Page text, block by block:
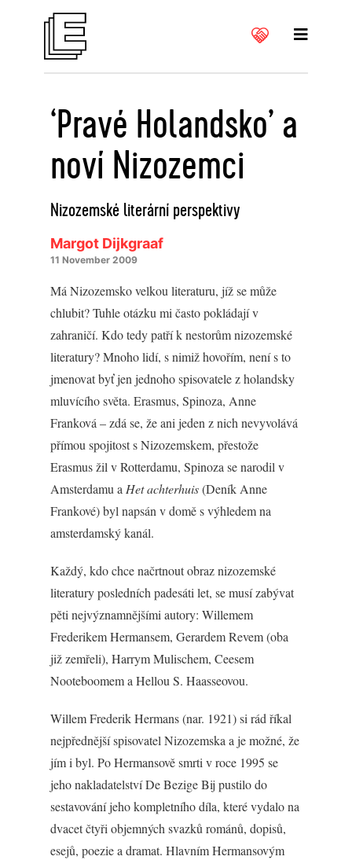
‘Pravé Holandsko’ a
noví Nizozemci
Nizozemské literární perspektivy
Margot Dijkgraaf
11 November 2009
Má Nizozemsko velkou literaturu, jíž se může
chlubit? Tuhle otázku mi často pokládají v
zahraničí. Kdo tedy patří k nestorům nizozemské
literatury? Mnoho lidí, s nimiž hovořím, není s to
jmenovat byť jen jednoho spisovatele z holandsky
mluvícího světa. Erasmus, Spinoza, Anne
Franková – zdá se, že ani jeden z nich nevyvolává
přímou spojitost s Nizozemskem, přestože
Erasmus žil v Rotterdamu, Spinoza se narodil v
Amsterdamu a Het achterhuis(Deník Anne
Frankové) byl napsán v domě s výhledem na
amsterdamský kanál.
Každý, kdo chce načrtnout obraz nizozemské
literatury posledních padesáti let, se musí zabývat
pěti nejvýznamnějšími autory: Willemem
Frederikem Hermansem, Gerardem Revem (oba
již zemřeli), Harrym Mulischem, Ceesem
Nooteboomem a Hellou S. Haasseovou.
Willem Frederik Hermans (nar. 1921) si rád říkal
nejpřednější spisovatel Nizozemska a je možné, že
jím i byl. Po Hermansově smrti v roce 1995 se
jeho nakladatelství De Bezige Bij pustilo do
sestavování jeho kompletního díla, které vydalo na
dvacet čtyři objemných svazků románů, dopisů,
esejů, poezie a dramat. Hlavním Hermansovým